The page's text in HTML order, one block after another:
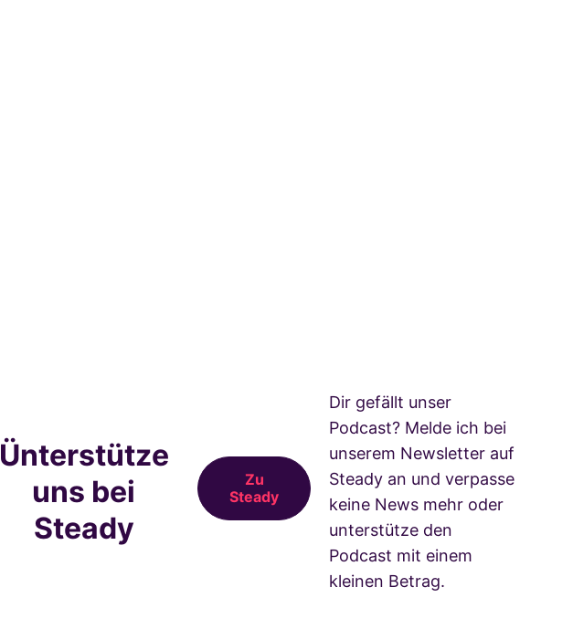
Ünterstütze
uns bei
Steady
Zu
Steady
Dir gefällt unser
Podcast? Melde ich bei
unserem Newsletter auf
Steady an und verpasse
keine News mehr oder
unterstütze den
Podcast mit einem
kleinen Betrag.